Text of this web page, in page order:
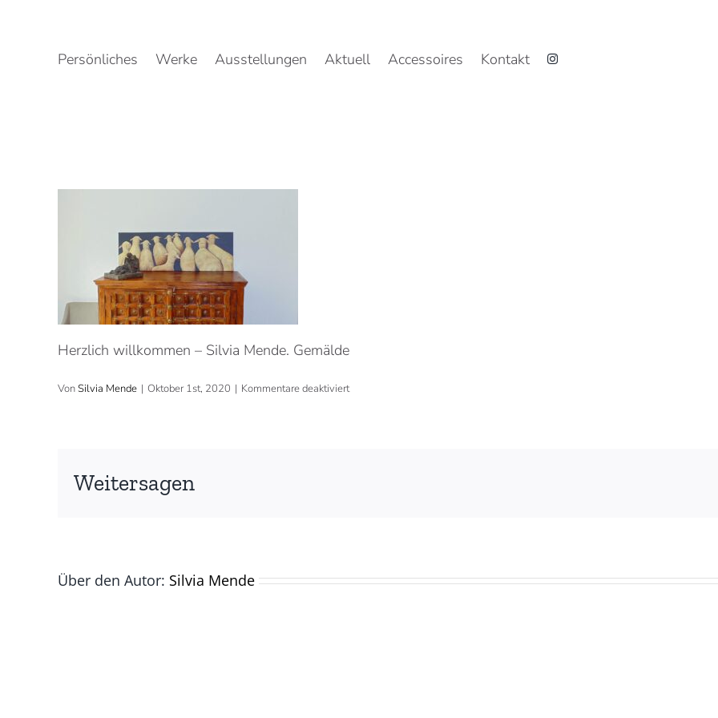
Persönliches Werke Ausstellungen Aktuell Accessoires Kontakt
Herzlich willkommen – Silvia Mende. Gemälde
VonSilvia Mende | Oktober 1st, 2020 | Kommentare deaktiviertfür
Weitersagen
Über den Autor: Silvia Mende